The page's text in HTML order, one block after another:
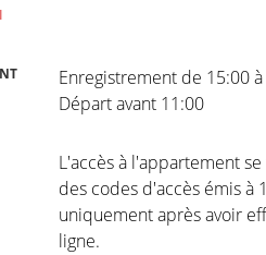
Enregistrement de 15:00
Départ avant 11:00
L'accès à l'appartement
des codes d'accès émis à
uniquement après avoir
ligne.